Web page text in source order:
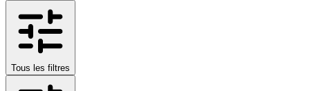
Tous les filtres